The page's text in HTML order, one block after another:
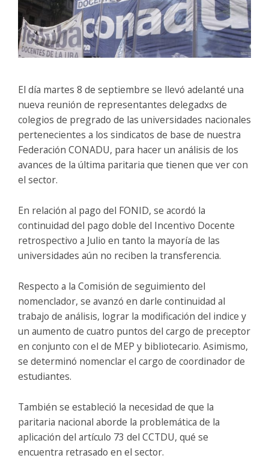
El día martes 8 de septiembre se llevó adelanté una
nueva reunión de representantes delegadxs de
colegios de pregrado de las universidades nacionales
pertenecientes a los sindicatos de base de nuestra
Federación CONADU, para hacer un análisis de los
avances de la última paritaria que tienen que ver con
el sector.
En relación al pago del FONID, se acordó la
continuidad del pago doble del Incentivo Docente
retrospectivo a Julio en tanto la mayoría de las
universidades aún no reciben la transferencia.
Respecto a la Comisión de seguimiento del
nomenclador, se avanzó en darle continuidad al
trabajo de análisis, lograr la modificación del indice y
un aumento de cuatro puntos del cargo de preceptor
en conjunto con el de MEP y bibliotecario. Asimismo,
se determinó nomenclar el cargo de coordinador de
estudiantes.
También se estableció la necesidad de que la
paritaria nacional aborde la problemática de la
aplicación del artículo 73 del CCTDU, qué se
encuentra retrasado en el sector.